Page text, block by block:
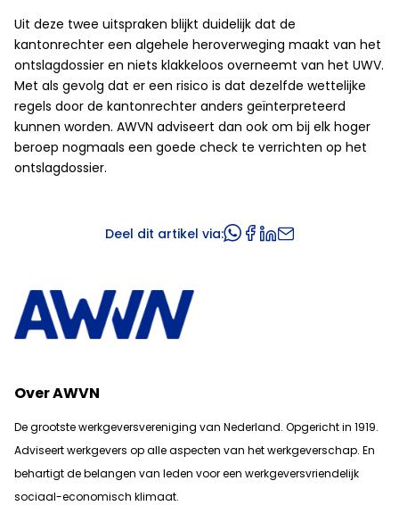
Uit deze twee uitspraken blijkt duidelijk dat de
kantonrechter een algehele heroverweging maakt van het
ontslagdossier en niets klakkeloos overneemt van het UWV.
Met als gevolg dat er een risico is dat dezelfde wettelijke
regels door de kantonrechter anders geïnterpreteerd
kunnen worden. AWVN adviseert dan ook om bij elk hoger
beroep nogmaals een goede check te verrichten op het
ontslagdossier.
Deel dit artikel via:
Over AWVN
De grootste werkgeversvereniging van Nederland. Opgericht in 1919.
Adviseert werkgevers op alle aspecten van het werkgeverschap. En
behartigt de belangen van leden voor een werkgeversvriendelijk
sociaal-economisch klimaat.